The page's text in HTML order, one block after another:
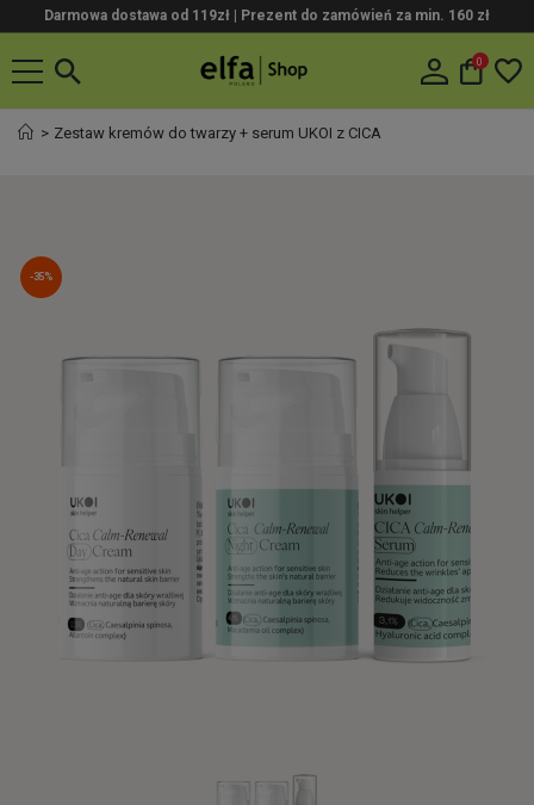
Darmowa dostawa od 119zł | Prezent do zamówień za min. 160 zł
0
Zestaw kremów do twarzy + serum UKOI z CICA
-35%